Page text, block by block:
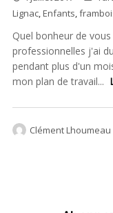
Lignac, Enfants
Quel bonheur de
professionnelles j'ai
pendant plus d'un
mon plan de travail...
Clément Lhoumeau